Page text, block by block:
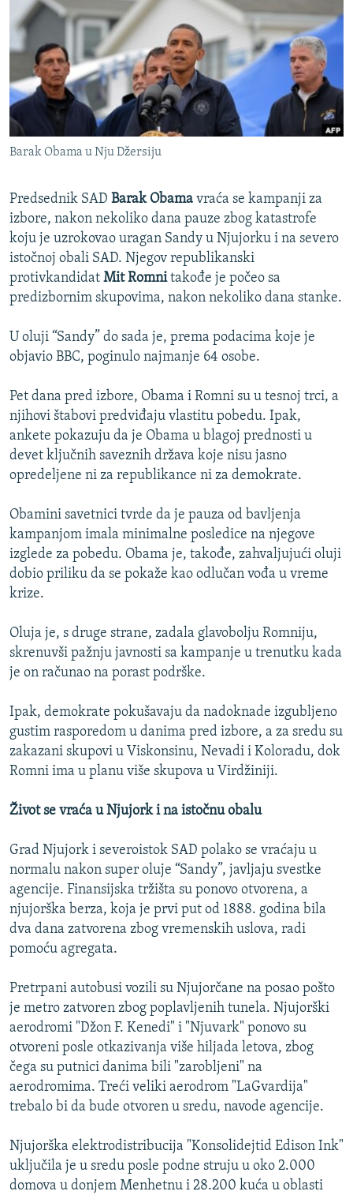
ISPRIČAJ MI
DNEVNO@RSE
SPECIJALI RSE
VIŠE OD NASLOVA
GENOCID U SREBRENICI
POPLAVE I KLIZIŠTA U BIH 2024.
POST SCRIPTUM
MOJA EVROPA
TRI DECENIJE OD RATA U BIH
SVE KARTE DEJTONA
NASTANAK I RASPAD JUGOSLAVIJE
PRATITE NAS
Sve RFE/RL stranice
Barak Obama u Nju Džersiju
Predsednik SAD Barak Obama vraća se kampanji za
izbore, nakon nekoliko dana pauze zbog katastrofe
koju je uzrokovao uragan Sandy u Njujorku i na severo
istočnoj obali SAD. Njegov republikanski
protivkandidat Mit Romnitakođe je počeo sa
predizbornim skupovima, nakon nekoliko dana stanke.
U oluji “Sandy” do sada je, prema podacima koje je
objavio BBC, poginulo najmanje 64 osobe.
Pet dana pred izbore, Obama i Romni su u tesnoj trci, a
njihovi štabovi predviđaju vlastitu pobedu. Ipak,
ankete pokazuju da je Obama u blagoj prednosti u
devet ključnih saveznih država koje nisu jasno
opredeljene ni za republikance ni za demokrate.
Obamini savetnici tvrde da je pauza od bavljenja
kampanjom imala minimalne posledice na njegove
izglede za pobedu. Obama je, takođe, zahvaljujući oluji
dobio priliku da se pokaže kao odlučan vođa u vreme
krize.
Oluja je, s druge strane, zadala glavobolju Romniju,
skrenuvši pažnju javnosti sa kampanje u trenutku kada
je on računao na porast podrške.
Ipak, demokrate pokušavaju da nadoknade izgubljeno
gustim rasporedom u danima pred izbore, a za sredu su
zakazani skupovi u Viskonsinu, Nevadi i Koloradu, dok
Romni ima u planu više skupova u Virdžiniji.
Život se vraća u Njujork i na istočnu obalu
Grad Njujork i severoistok SAD polako se vraćaju u
normalu nakon super oluje “Sandy”, javljaju svestke
agencije. Finansijska tržišta su ponovo otvorena, a
njujorška berza, koja je prvi put od 1888. godina bila
dva dana zatvorena zbog vremenskih uslova, radi
pomoću agregata.
Pretrpani autobusi vozili su Njujorčane na posao pošto
je metro zatvoren zbog poplavljenih tunela. Njujorški
aerodromi "Džon F. Kenedi" i "Njuvark" ponovo su
otvoreni posle otkazivanja više hiljada letova, zbog
čega su putnici danima bili "zarobljeni" na
aerodromima. Treći veliki aerodrom "LaGvardija"
trebalo bi da bude otvoren u sredu, navode agencije.
Njujorška elektrodistribucija "Konsolidejtid Edison Ink"
uključila je u sredu posle podne struju u oko 2.000
domova u donjem Menhetnu i 28.200 kuća u oblasti